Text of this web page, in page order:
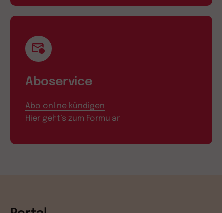
Aboservice
Abo online kündigen
Hier geht’s zum Formular